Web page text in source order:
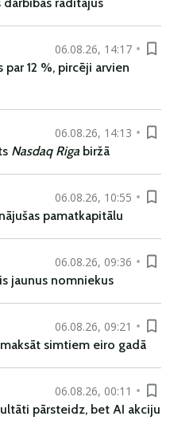
06.08.26, 14:17
12 %, pircēji arvien
06.08.26, 14:13
Nasdaq Riga biržā
06.08.26, 10:55
pamatkapitālu
06.08.26, 09:36
jaunus nomniekus
06.08.26, 09:21
simtiem eiro gadā
06.08.26, 00:11
pārsteidz, bet AI akciju